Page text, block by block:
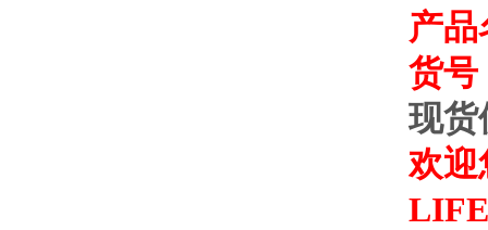
产品
货号
现货
欢